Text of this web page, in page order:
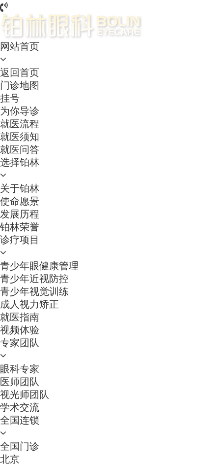
网站首页
返回首页
门诊地图
挂号
为你导诊
就医流程
就医须知
就医问答
选择铂林
关于铂林
使命愿景
发展历程
铂林荣誉
诊疗项目
青少年眼健康管理
青少年近视防控
青少年视觉训练
成人视力矫正
就医指南
视频体验
专家团队
眼科专家
医师团队
视光师团队
学术交流
全国连锁
全国门诊
北京